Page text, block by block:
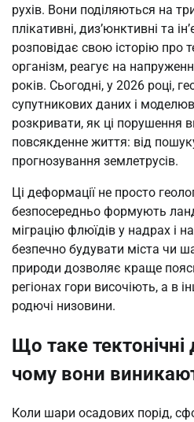
рухів. Вони поділяються на
плікативні, диз’юнктивні та
розповідає свою історію про
організм, реагує на
років. Сьогодні, у 2026 році,
супутникових даних і
розкривати, як ці порушення
повсякденне життя: від
прогнозування землетрусів.
Ці деформації не просто
безпосередньо формують
міграцію флюїдів у надрах і
безпечно будувати міста чи
природи дозволяє краще
регіонах гори височіють, а в
родючі низовини.
Що таке тектонічні
чому вони
Коли шари осадових порід,